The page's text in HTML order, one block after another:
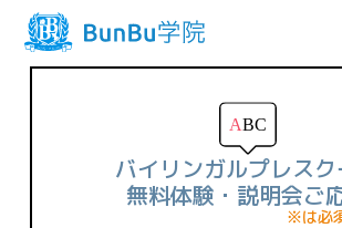
バイリンガルプレスク
無料体験・説明会ご
※は必